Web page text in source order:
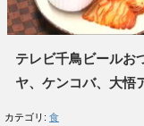
テレビ千鳥ビールお
ヤ、ケンコバ、大悟
カテゴリ: 食